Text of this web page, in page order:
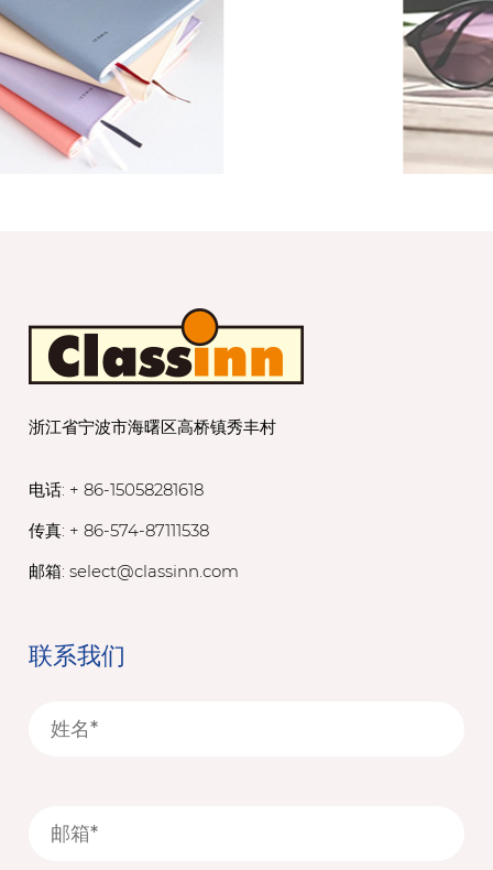
浙江省宁波市海曙区高桥镇秀丰村
电话: + 86-15058281618
传真: + 86-574-87111538
邮箱:select@classinn.com
联系我们